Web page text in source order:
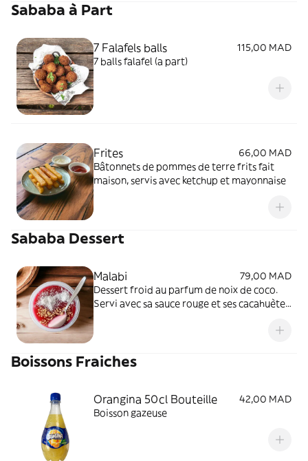
Sababa à Part
7 Falafels balls
115,00 MAD
7 balls falafel (a part)
Frites
66,00 MAD
Bâtonnets de pommes de terre frits fait
maison, servis avec ketchup et mayonnaise
Sababa Dessert
Malabi
79,00 MAD
Dessert froid au parfum de noix de coco.
Servi avec sa sauce rouge et ses cacahuètes.
Boissons Fraiches
Orangina 50cl Bouteille
42,00 MAD
Boisson gazeuse